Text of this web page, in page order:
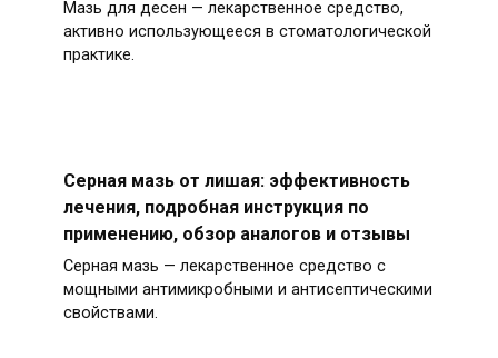
Мазь для десен — лекарственное средство,
активно использующееся в стоматологической
практике.
Серная мазь от лишая: эффективность
лечения, подробная инструкция по
применению, обзор аналогов и отзывы
Серная мазь — лекарственное средство с
мощными антимикробными и антисептическими
свойствами.